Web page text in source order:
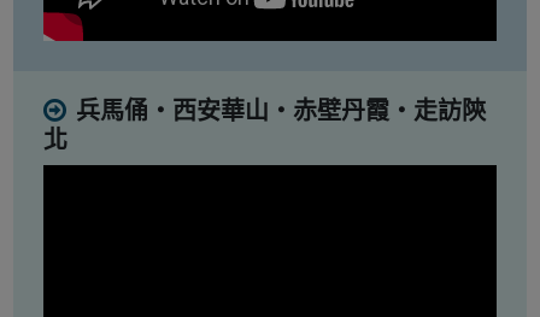
兵馬俑・西安華山・赤壁丹霞・走訪陝
北